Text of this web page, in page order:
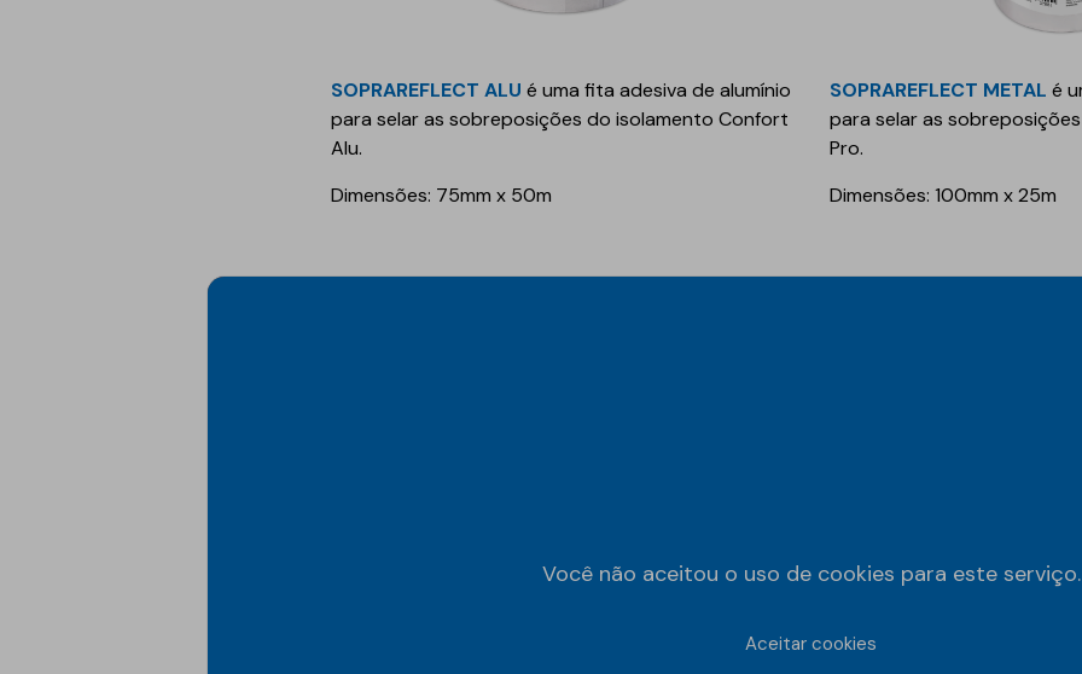
SOPRAREFLECT ALU é uma fita adesiva de alumínio
para selar as sobreposições do isolamento Confort
Alu.
Dimensões: 75mm x 50m
SOPRAREFLECT METAL é
para selar as
Pro.
Dimensões: 100mm x 25m
Você não aceitou o uso de cookies para este serviço.
Aceitar cookies